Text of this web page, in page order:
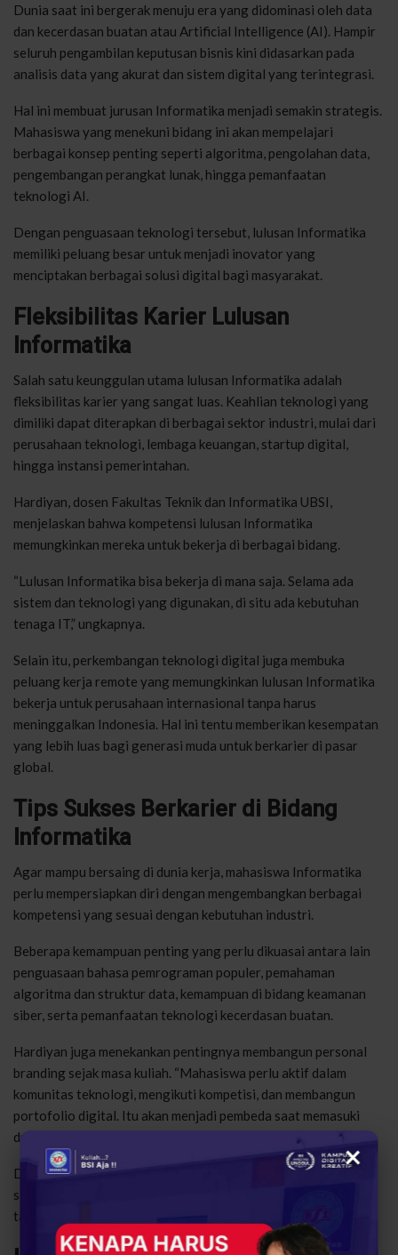
Dunia saat ini bergerak menuju era yang didominasi oleh data
dan kecerdasan buatan atau Artificial Intelligence (AI). Hampir
seluruh pengambilan keputusan bisnis kini didasarkan pada
analisis data yang akurat dan sistem digital yang terintegrasi.
Hal ini membuat jurusan Informatika menjadi semakin strategis.
Mahasiswa yang menekuni bidang ini akan mempelajari
berbagai konsep penting seperti algoritma, pengolahan data,
pengembangan perangkat lunak, hingga pemanfaatan
teknologi AI.
Dengan penguasaan teknologi tersebut, lulusan Informatika
memiliki peluang besar untuk menjadi inovator yang
menciptakan berbagai solusi digital bagi masyarakat.
Fleksibilitas Karier Lulusan
Informatika
Salah satu keunggulan utama lulusan Informatika adalah
fleksibilitas karier yang sangat luas. Keahlian teknologi yang
dimiliki dapat diterapkan di berbagai sektor industri, mulai dari
perusahaan teknologi, lembaga keuangan, startup digital,
hingga instansi pemerintahan.
Hardiyan, dosen Fakultas Teknik dan Informatika UBSI,
menjelaskan bahwa kompetensi lulusan Informatika
memungkinkan mereka untuk bekerja di berbagai bidang.
“Lulusan Informatika bisa bekerja di mana saja. Selama ada
sistem dan teknologi yang digunakan, di situ ada kebutuhan
tenaga IT,” ungkapnya.
Selain itu, perkembangan teknologi digital juga membuka
peluang kerja remote yang memungkinkan lulusan Informatika
bekerja untuk perusahaan internasional tanpa harus
meninggalkan Indonesia. Hal ini tentu memberikan kesempatan
yang lebih luas bagi generasi muda untuk berkarier di pasar
global.
Tips Sukses Berkarier di Bidang
Informatika
Agar mampu bersaing di dunia kerja, mahasiswa Informatika
perlu mempersiapkan diri dengan mengembangkan berbagai
kompetensi yang sesuai dengan kebutuhan industri.
Beberapa kemampuan penting yang perlu dikuasai antara lain
penguasaan bahasa pemrograman populer, pemahaman
algoritma dan struktur data, kemampuan di bidang keamanan
siber, serta pemanfaatan teknologi kecerdasan buatan.
Hardiyan juga menekankan pentingnya membangun personal
branding sejak masa kuliah. “Mahasiswa perlu aktif dalam
komunitas teknologi, mengikuti kompetisi, dan membangun
portofolio digital. Itu akan menjadi pembeda saat memasuki
dunia kerja,” tambahnya.
Dengan memiliki portofolio yang kuat dan pengalaman praktis
selama kuliah, mahasiswa akan lebih siap menghadapi
tantangan dunia profesional.
×